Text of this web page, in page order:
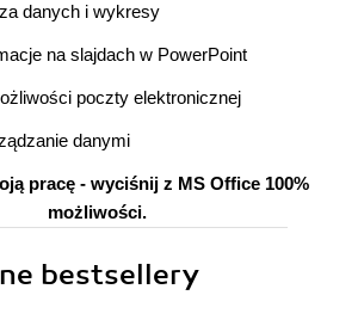
danych i wykresy
na slajdach w PowerPoint
poczty elektronicznej
danymi
pracę - wyciśnij z MS Office 100%
możliwości.
bestsellery